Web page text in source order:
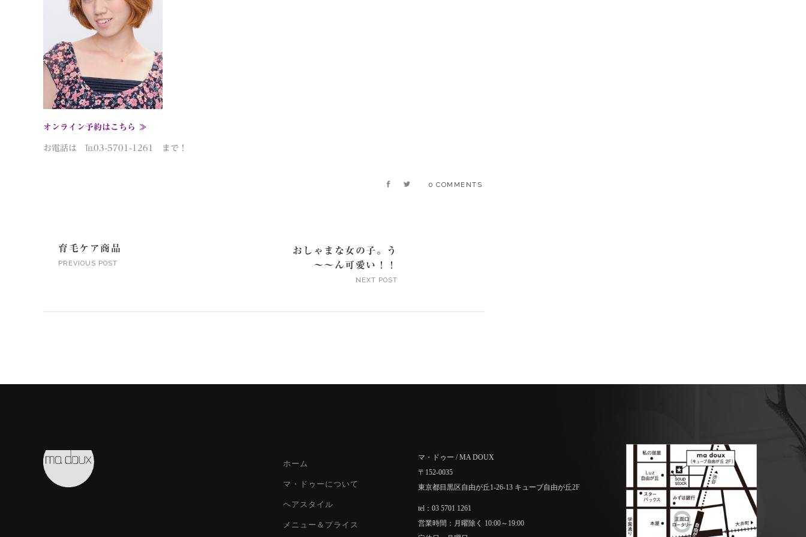
オンライン予約はこちら ≫
お電話は ℡03-5701-1261 まで！
0 COMMENTS
育毛ケア商品
PREVIOUS POST
おしゃまな女の子。う
～～ん可愛い！！
NEXT POST
ホーム
マ・ドゥーについて
ヘアスタイル
メニュー＆プライス
マ・ドゥー / MA DOUX
〒152-0035
東京都目黒区自由が丘1-26-13 キューブ自由が丘2F
tel：03 5701 1261
営業時間：月曜除く 10:00～19:00